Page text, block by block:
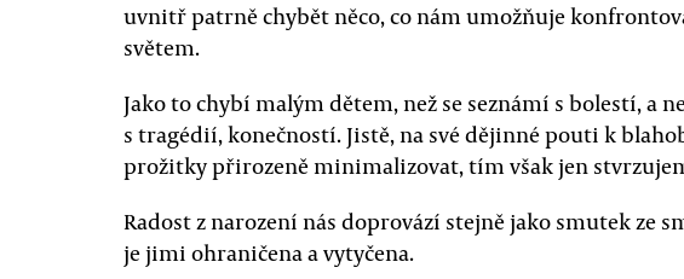
uvnitř patrně chybět něco, co nám umožňuje
světem.
Jako to chybí malým dětem, než se seznámí s bolestí, a
s tragédií, konečností. Jistě, na své dějinné pouti k
prožitky přirozeně minimalizovat, tím však jen
Radost z narození nás doprovází stejně jako smutek ze
je jimi ohraničena a vytyčena.